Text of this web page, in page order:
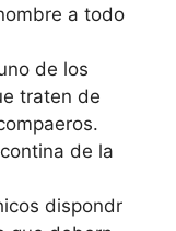
a todo
de los
traten de
de la
dispondr